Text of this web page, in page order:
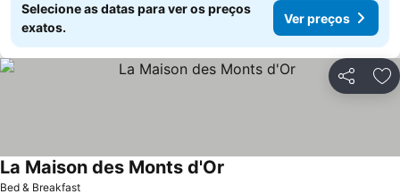
Selecione as datas para ver os preços
exatos.
Ver preços
Partilhar
Bed & Breakfast
La Maison des Monts d'Or